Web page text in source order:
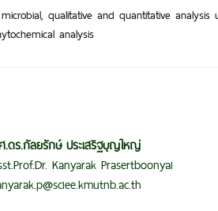
qualitative and quantitative analysis
analysis
.ดร.กัลยรักษ์ ประเสริฐบุญใหญ่
Kanyarak Prasertboonyai